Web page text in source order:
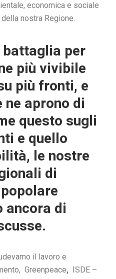
economica e sociale
nostra Regione.
per
più vivibile
più fronti, e
ne aprono di
questo sugli
e quello
le nostre
di
ancora di
il lavoro e
Greenpeace, ISDE –